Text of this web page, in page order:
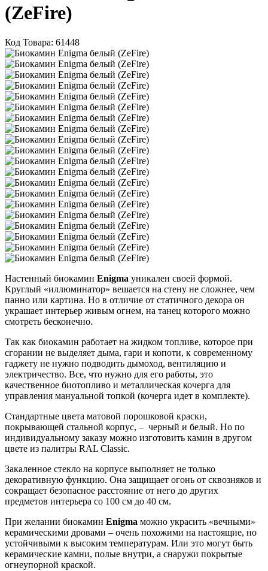
(ZeFire)
Код Товара: 61448
Настенный биокамин Enigma уникален своей формой.
Круглый «иллюминатор» вешается на стену не сложнее, чем
панно или картина. Но в отличие от статичного декора он
украшает интерьер живым огнем, на танец которого можно
смотреть бесконечно.
Так как биокамин работает на жидком топливе, которое при
сгорании не выделяет дыма, гари и копоти, к современному
гаджету не нужно подводить дымоход, вентиляцию и
электричество. Все, что нужно для его работы, это
качественное биотопливо и металлическая кочерга для
управления мануальной топкой (кочерга идет в комплекте).
Стандартные цвета матовой порошковой краски,
покрывающей стальной корпус, – черный и белый. Но по
индивидуальному заказу можно изготовить камин в другом
цвете из палитры RAL Classic.
Закаленное стекло на корпусе выполняет не только
декоративную функцию. Она защищает огонь от сквозняков и
сокращает безопасное расстояние от него до других
предметов интерьера со 100 см до 40 см.
При желании биокамин Enigma можно украсить «вечными»
керамическими дровами – очень похожими на настоящие, но
устойчивыми к высоким температурам. Или это могут быть
керамические камни, полые внутри, а снаружи покрытые
огнеупорной краской.